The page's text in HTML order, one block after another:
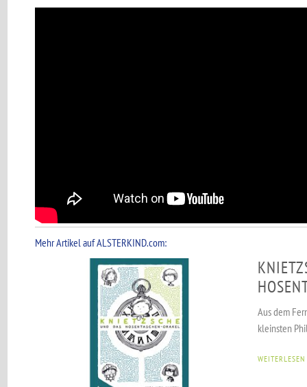
Mehr Artikel auf ALSTERKIND.com:
Aus dem
kleinsten
WEITERLESEN